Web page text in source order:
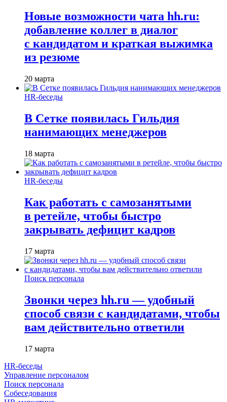
Новые возможности чата hh.ru:
добавление коллег в диалог
с кандидатом и краткая выжимка
из резюме
20 марта
HR-беседы
В Сетке появилась Гильдия
нанимающих менеджеров
18 марта
HR-беседы
Как работать с самозанятыми
в ретейле, чтобы быстро
закрывать дефицит кадров
17 марта
Поиск персонала
Звонки через hh.ru — удобный
способ связи с кандидатами, чтобы
вам действительно ответили
17 марта
HR-беседы
Управление персоналом
Поиск персонала
Собеседования